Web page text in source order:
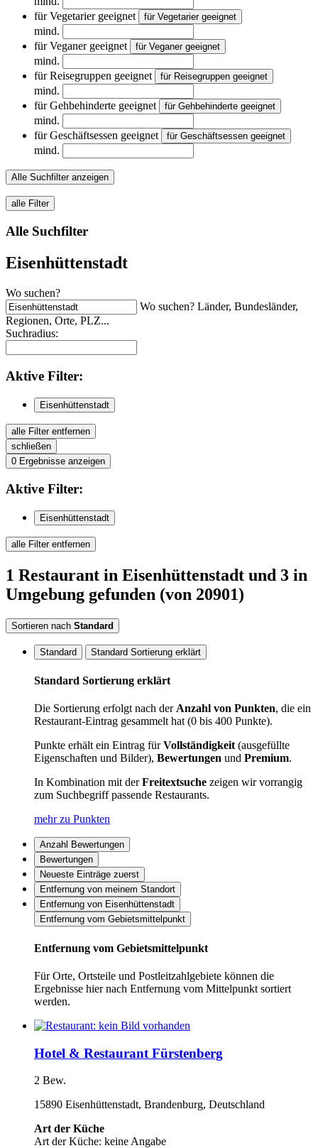
für Vegetarier geeignet
für Vegetarier geeignet
mind.
für Veganer geeignet
für Veganer geeignet
mind.
für Reisegruppen geeignet
für Reisegruppen geeignet
mind.
für Gehbehinderte geeignet
für Gehbehinderte geeignet
mind.
für Geschäftsessen geeignet
für Geschäftsessen geeignet
mind.
Alle Suchfilter anzeigen
alle Filter
Alle Suchfilter
Eisenhüttenstadt
Wo suchen?
Wo suchen? Länder, Bundesländer,
Regionen, Orte, PLZ...
Suchradius:
Aktive Filter:
Eisenhüttenstadt
alle Filter entfernen
schließen
0 Ergebnisse anzeigen
Aktive Filter:
Eisenhüttenstadt
alle Filter entfernen
1 Restaurant in Eisenhüttenstadt und 3 in
Umgebung gefunden (von 20901)
Sortieren nach Standard
Standard Standard Sortierung erklärt
Standard Sortierung erklärt
Die Sortierung erfolgt nach derAnzahl von Punkten, die ein
Restaurant-Eintrag gesammelt hat (0 bis 400 Punkte).
Punkte erhält ein Eintrag fürVollständigkeit(ausgefüllte
Eigenschaften und Bilder), Bewertungen und Premium.
In Kombination mit derFreitextsuche zeigen wir vorrangig
zum Suchbegriff passende Restaurants.
mehr zu Punkten
Anzahl Bewertungen
Bewertungen
Neueste Einträge zuerst
Entfernung von meinem Standort
Entfernung von Eisenhüttenstadt
Entfernung vom Gebietsmittelpunkt
Entfernung vom Gebietsmittelpunkt
Für Orte, Ortsteile und Postleitzahlgebiete können die
Ergebnisse hier nach Entfernung vom Mittelpunkt sortiert
werden.
Hotel & Restaurant Fürstenberg
2 Bew.
15890 Eisenhüttenstadt, Brandenburg, Deutschland
Art der Küche
Art der Küche: keine Angabe